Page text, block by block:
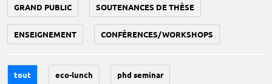
GRAND PUBLIC SOUTENANCES DE THÈSE
ENSEIGNEMENT CONFÉRENCES/WORKSHOPS
tout eco-lunch phd seminar